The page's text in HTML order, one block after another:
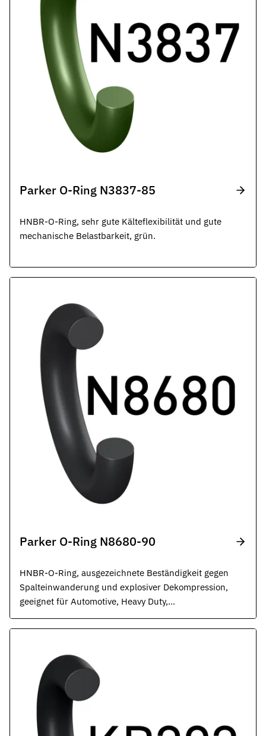
Parker O-Ring N3837-85
HNBR-O-Ring, sehr gute Kälteflexibilität und gute
mechanische Belastbarkeit, grün.
Parker O-Ring N8680-90
HNBR-O-Ring, ausgezeichnete Beständigkeit gegen
Spalteinwanderung und explosiver Dekompression,
geeignet für Automotive, Heavy Duty,
Transportwesen und allgemeine
Industrieanwendungen, schwarz.